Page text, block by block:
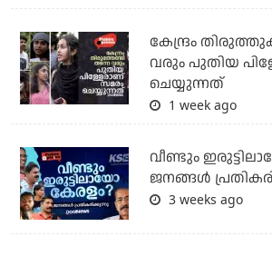
കേന്ദ്രം
വരും പുതിയ
ചെയ്യുന്നത്
1 week ago
വീണ്ടും
ജനങ്ങൾ
3 weeks ago